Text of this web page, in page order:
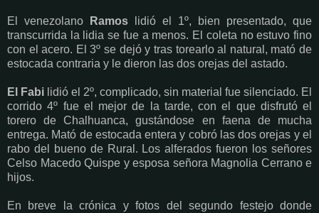
El venezolano Ramos lidió el 1º, bien presentado, que
transcurrida la lidia se fue a menos. El coleta no estuvo fino
con el acero. El 3º se dejó y tras torearlo al natural, mató de
estocada contraria y le dieron las dos orejas del astado.
El Fabi lidió el 2º, complicado, sin material fue silenciado. El
corrido 4º fue el mejor de la tarde, con el que disfrutó el
torero de Chalhuanca, gustándose en faena de mucha
entrega. Mató de estocada entera y cobró las dos orejas y el
rabo del bueno de Rural. Los alferados fueron los señores
Celso Macedo Quispe y esposa señora Magnolia Cerrano e
hijos.
En breve la crónica y fotos del segundo festejo donde